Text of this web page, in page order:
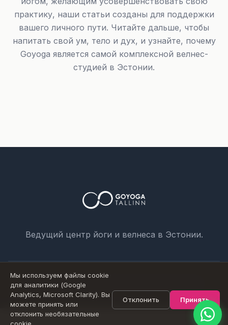
практику, наши статьи созданы для поддержки
вашего личного пути. Читайте дальше, чтобы
напитать свой ум, тело и дух, и узнайте, почему
Goyoga является самой комплексной велнес-
студией в Эстонии.
Ведущий центр йоги и велнеса в Эстонии.
© 2026 Goyoga Estonia OÜ. Все права защищены.
Мы используем файлы cookie
для аналитики (Google
Analytics, Microsoft Clarity). Вы
можете принять или
отклонить необязательные
Отклонить Принять
Номер телефона *
Отправить